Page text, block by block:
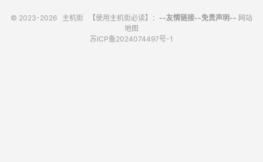
© 2023-2026 主机街 【使用主机街必读】： --友情链接--免责声明-- 网站
地图
苏ICP备2024074497号-1